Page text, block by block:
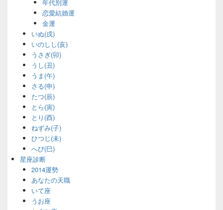
年代別運
恋愛結婚運
金運
いぬ(戌)
いのしし(亥)
うさぎ(卯)
うし(丑)
うま(午)
さる(申)
たつ(辰)
とら(寅)
とり(酉)
ねずみ(子)
ひつじ(未)
へび(巳)
星座診断
2014運勢
あなたの天職
いて座
うお座